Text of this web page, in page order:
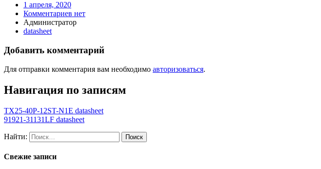
1 апреля, 2020
Комментариев нет
Администратор
datasheet
Добавить комментарий
Для отправки комментария вам необходимо авторизоваться.
Навигация по записям
TX25-40P-12ST-N1E datasheet
91921-31131LF datasheet
Найти:
Свежие записи